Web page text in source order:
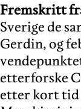
Fremskritt
Sverige de
Gerdin, og
etterforske
etter kort tid